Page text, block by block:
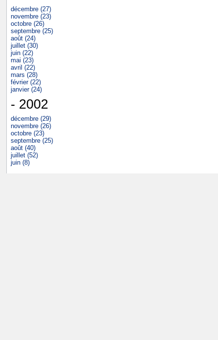
décembre (27)
novembre (23)
octobre (26)
septembre (25)
août (24)
juillet (30)
juin (22)
mai (23)
avril (22)
mars (28)
février (22)
janvier (24)
- 2002
décembre (29)
novembre (26)
octobre (23)
septembre (25)
août (40)
juillet (52)
juin (8)